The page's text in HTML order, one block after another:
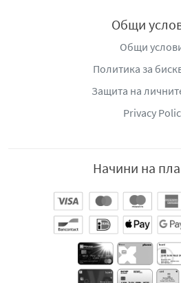
Общи
Общи
Политика за
Защита на
Privacy
Начини на